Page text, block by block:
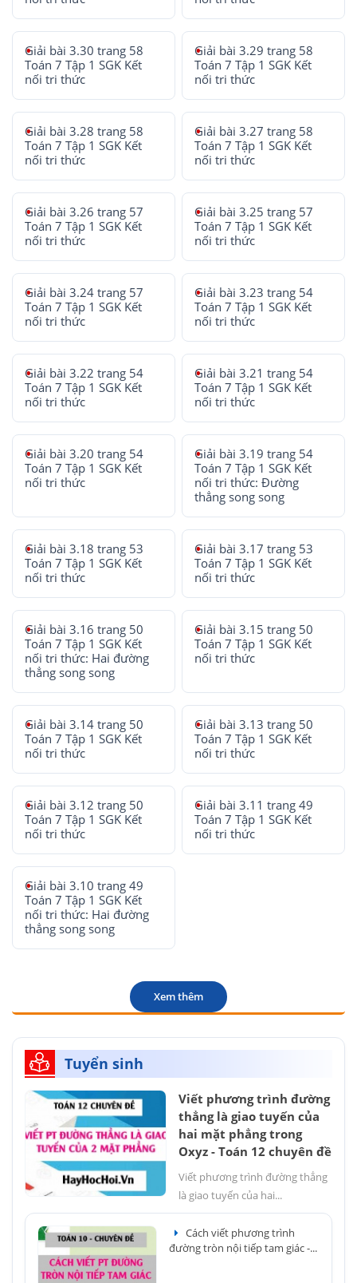
Giải bài 3.30 trang 58
Toán 7 Tập 1 SGK Kết
nối tri thức
Giải bài 3.29 trang 58
Toán 7 Tập 1 SGK Kết
nối tri thức
Giải bài 3.28 trang 58
Toán 7 Tập 1 SGK Kết
nối tri thức
Giải bài 3.27 trang 58
Toán 7 Tập 1 SGK Kết
nối tri thức
Giải bài 3.26 trang 57
Toán 7 Tập 1 SGK Kết
nối tri thức
Giải bài 3.25 trang 57
Toán 7 Tập 1 SGK Kết
nối tri thức
Giải bài 3.24 trang 57
Toán 7 Tập 1 SGK Kết
nối tri thức
Giải bài 3.23 trang 54
Toán 7 Tập 1 SGK Kết
nối tri thức
Giải bài 3.22 trang 54
Toán 7 Tập 1 SGK Kết
nối tri thức
Giải bài 3.21 trang 54
Toán 7 Tập 1 SGK Kết
nối tri thức
Giải bài 3.20 trang 54
Toán 7 Tập 1 SGK Kết
nối tri thức
Giải bài 3.19 trang 54
Toán 7 Tập 1 SGK Kết
nối tri thức: Đường
thẳng song song
Giải bài 3.18 trang 53
Toán 7 Tập 1 SGK Kết
nối tri thức
Giải bài 3.17 trang 53
Toán 7 Tập 1 SGK Kết
nối tri thức
Giải bài 3.16 trang 50
Toán 7 Tập 1 SGK Kết
nối tri thức: Hai đường
thẳng song song
Giải bài 3.15 trang 50
Toán 7 Tập 1 SGK Kết
nối tri thức
Giải bài 3.14 trang 50
Toán 7 Tập 1 SGK Kết
nối tri thức
Giải bài 3.13 trang 50
Toán 7 Tập 1 SGK Kết
nối tri thức
Giải bài 3.12 trang 50
Toán 7 Tập 1 SGK Kết
nối tri thức
Giải bài 3.11 trang 49
Toán 7 Tập 1 SGK Kết
nối tri thức
Giải bài 3.10 trang 49
Toán 7 Tập 1 SGK Kết
nối tri thức: Hai đường
thẳng song song
Xem thêm
Tuyển sinh
Viết phương trình đường
thẳng là giao tuyến của
hai mặt phẳng trong
Oxyz - Toán 12 chuyên đề
Viết phương trình đường thẳng
là giao tuyến của hai...
Cách viết phương trình
đường tròn nội tiếp tam giác -...